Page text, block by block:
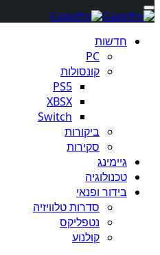
חדשות
PC
קונסולות
PS5
XBSX
Switch
ביקורות
סקירות
גיימינג
טכנולוגיה
בידור ופנאי
סדרות טלוויזיה
נטפליקס
קולנוע